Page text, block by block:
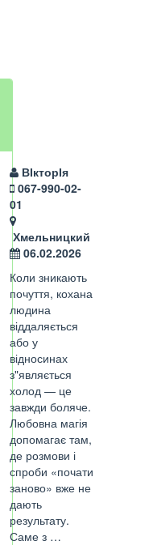
ВІкторІя
067-990-02-
01
Хмельницкий
06.02.2026
Коли зникають
почуття, кохана
людина
віддаляється
або у
відносинах
з"являється
холод — це
завжди боляче.
Любовна магія
допомагає там,
де розмови і
спроби «почати
заново» вже не
дають
результату.
Саме з …